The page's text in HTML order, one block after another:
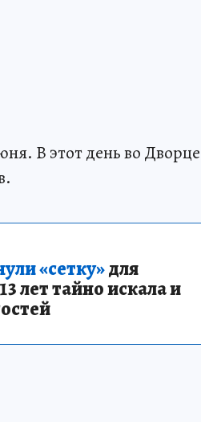
В этот день во Дворце
«сетку»для
лет тайно искала и